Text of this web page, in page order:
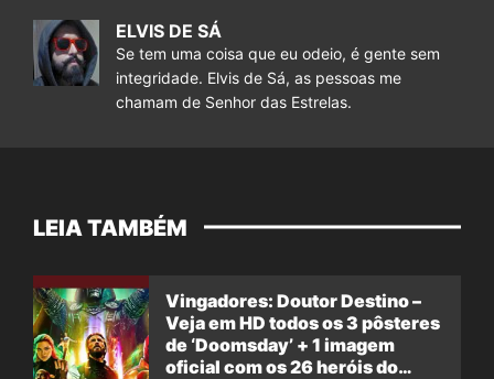
ELVIS DE SÁ
Se tem uma coisa que eu odeio, é gente sem
integridade. Elvis de Sá, as pessoas me
chamam de Senhor das Estrelas.
LEIA TAMBÉM
Vingadores: Doutor Destino –
Veja em HD todos os 3 pôsteres
de ‘Doomsday’ + 1 imagem
oficial com os 26 heróis do